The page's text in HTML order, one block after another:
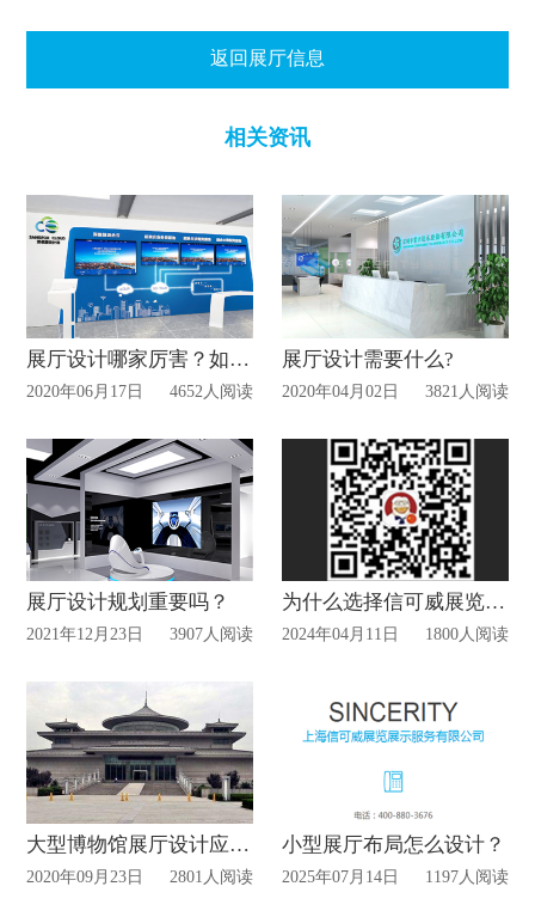
返回展厅信息
相关资讯
展厅设计哪家厉害？如何选择判断？
2020年06月17日 4652人阅读
展厅设计需要什么?
2020年04月02日 3821人阅读
展厅设计规划重要吗？
2021年12月23日 3907人阅读
为什么选择信可威展览做展厅设计搭建？
2024年04月11日 1800人阅读
大型博物馆展厅设计应有的3个基本功能!
2020年09月23日 2801人阅读
小型展厅布局怎么设计？
2025年07月14日 1197人阅读